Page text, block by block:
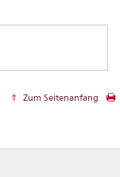
Zum Seitenanfang